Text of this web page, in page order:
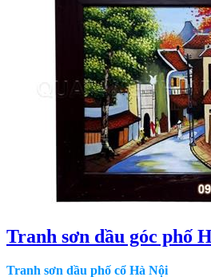
Tranh sơn dầu góc phố
Tranh sơn dầu phố cổ Hà Nội